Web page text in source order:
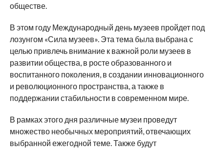
обществе.
В этом году Международный день музеев пройдет под
лозунгом «Сила музеев». Эта тема была выбрана с
целью привлечь внимание к важной роли музеев в
развитии общества, в росте образованного и
воспитанного поколения, в создании инновационного
и революционного пространства, а также в
поддержании стабильности в современном мире.
В рамках этого дня различные музеи проведут
множество необычных мероприятий, отвечающих
выбранной ежегодной теме. Также будут